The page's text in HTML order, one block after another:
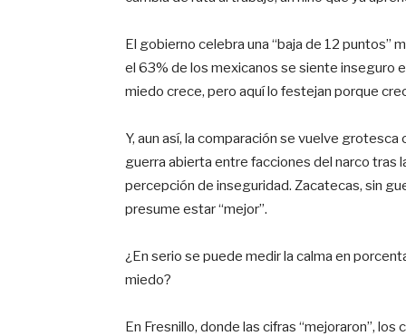
El gobierno celebra una “baja de 12 puntos”
el 63% de los mexicanos se siente inseguro
miedo crece, pero aquí lo festejan porque
Y, aun así, la comparación se vuelve
guerra abierta entre facciones del narco tras
percepción de inseguridad. Zacatecas, sin
presume estar “mejor”.
¿En serio se puede medir la calma en
miedo?
En Fresnillo, donde las cifras “mejoraron”,